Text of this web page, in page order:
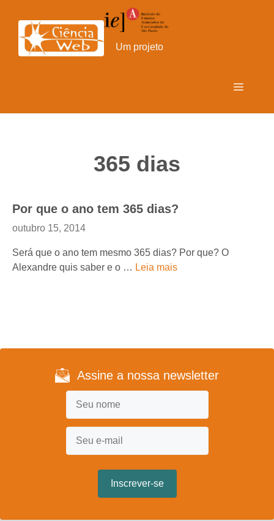
para
conteúdo
Um projeto
Menu
365 dias
Por que o ano tem 365 dias?
outubro 15, 2014
Será que o ano tem mesmo 365 dias? Por que? O
Alexandre quis saber e o … Leia mais
Assine a nossa newsletter